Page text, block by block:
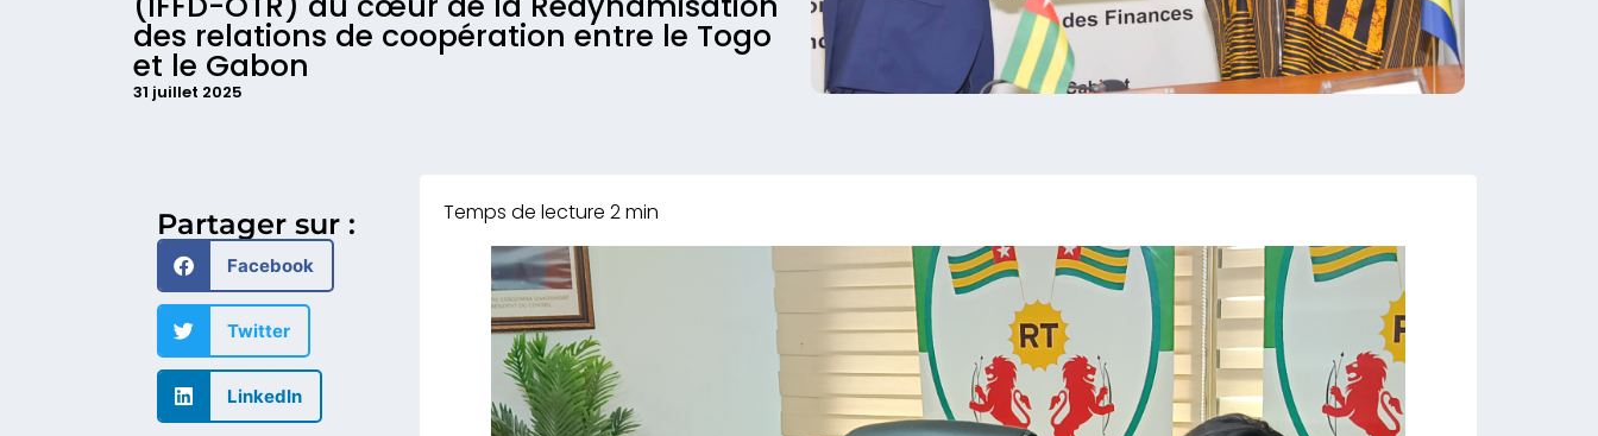
des relations de coopération entre le Togo
et le Gabon
31 juillet 2025
Partager sur :
Facebook
Twitter
LinkedIn